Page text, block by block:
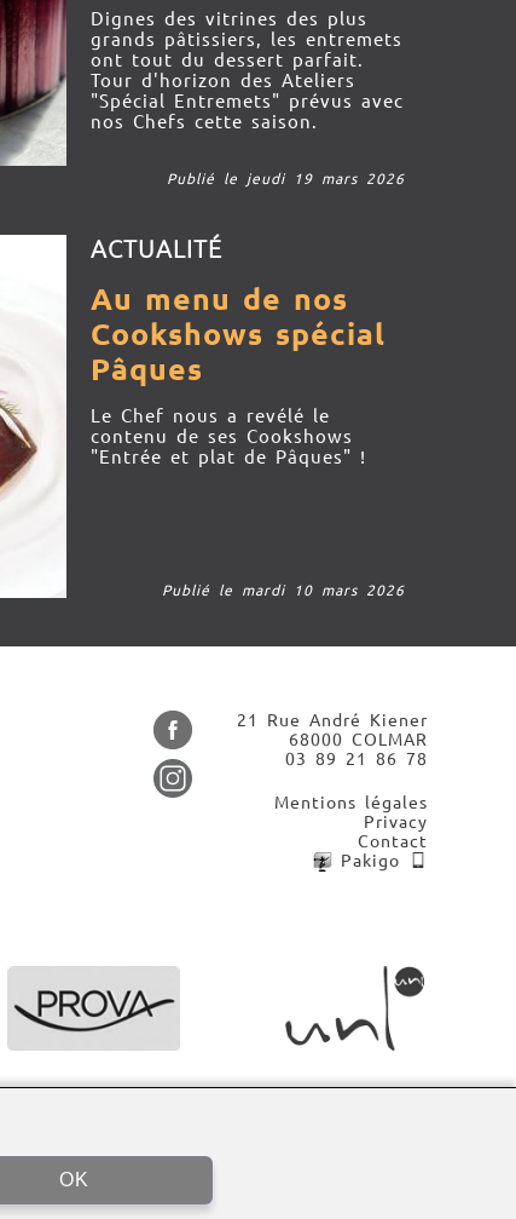
Dignes des vitrines des plus
grands pâtissiers, les entremets
ont tout du dessert parfait.
Tour d'horizon des Ateliers
"Spécial Entremets" prévus avec
nos Chefs cette saison.
Publié le jeudi 19 mars 2026
ACTUALITÉ
Au menu de nos
Cookshows spécial
Pâques
Le Chef nous a revélé le
contenu de ses Cookshows
"Entrée et plat de Pâques" !
Publié le mardi 10 mars 2026
21 Rue André Kiener
68000 COLMAR
03 89 21 86 78
Mentions légales
Privacy
Contact
Pakigo
OK